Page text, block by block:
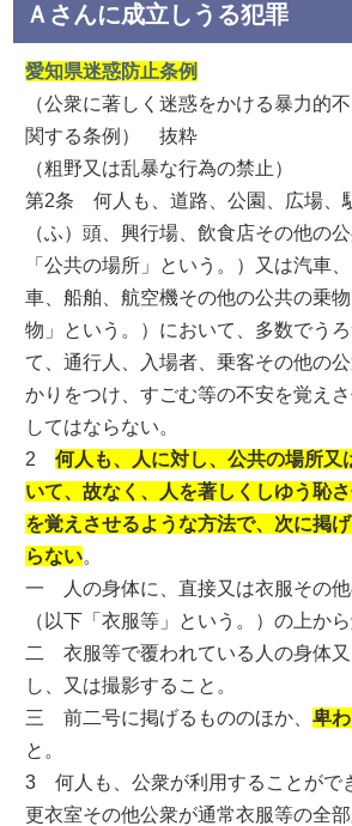
Ａさんに成立しうる犯罪
愛知県迷惑防止条例
（公衆に著しく迷惑をかける暴力的
関する条例） 抜粋
（粗野又は乱暴な行為の禁止）
第2条 何人も、道路、公園、広場、
（ふ）頭、興行場、飲食店その他の
「公共の場所」という。）又は汽車
車、船舶、航空機その他の公共の乗
物」という。）において、多数でう
て、通行人、入場者、乗客その他の
かりをつけ、すごむ等の不安を覚え
してはならない。
2何人も、人に対し、公共の場所又
いて、故なく、人を著しくしゆう恥
を覚えさせるような方法で、次に掲
らない。
一 人の身体に、直接又は衣服その
（以下「衣服等」という。）の上から
二 衣服等で覆われている人の身体
し、又は撮影すること。
三 前二号に掲げるもののほか、卑
と。
3 何人も、公衆が利用することがで
更衣室その他公衆が通常衣服等の全